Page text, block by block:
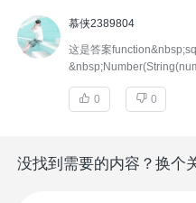
慕侠2389804
这是答案
0 0
没找到需要的内容？换个